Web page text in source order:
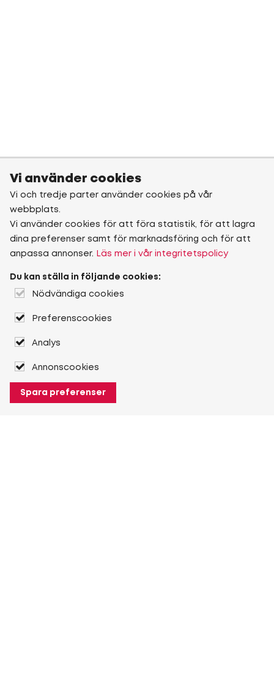
Vi använder cookies
Vi och tredje parter använder cookies på vår
webbplats.
Vi använder cookies för att föra statistik, för att lagra
dina preferenser samt för marknadsföring och för att
anpassa annonser.
Läs mer i vår integritetspolicy
Du kan ställa in följande cookies:
Nödvändiga cookies
Preferenscookies
Analys
Annonscookies
Spara preferenser